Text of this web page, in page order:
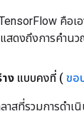
คือเ
สดงถึงการคำน
ง แบบคงที่ ( ขอ
าสที่รวมการดำ